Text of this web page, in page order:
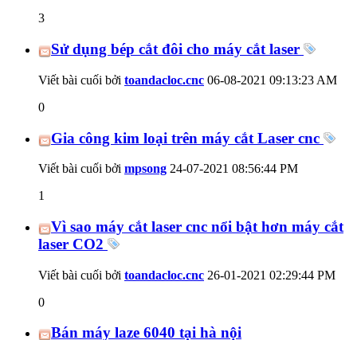
3
Sử dụng bép cắt đôi cho máy cắt laser
Viết bài cuối bởi toandacloc.cnc 06-08-2021 09:13:23 AM
0
Gia công kim loại trên máy cắt Laser cnc
Viết bài cuối bởi mpsong 24-07-2021 08:56:44 PM
1
Vì sao máy cắt laser cnc nổi bật hơn máy cắt
laser CO2
Viết bài cuối bởi toandacloc.cnc 26-01-2021 02:29:44 PM
0
Bán máy laze 6040 tại hà nội